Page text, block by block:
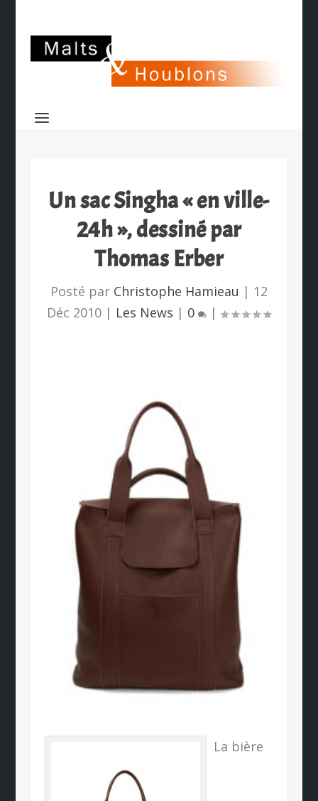
Un sac Singha « en ville-
24h », dessiné par
Thomas Erber
Posté par Christophe Hamieau | 12
Déc 2010 | Les News | 0 |
La bière